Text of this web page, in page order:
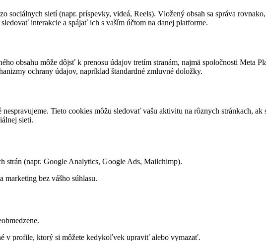
sociálnych sietí (napr. príspevky, videá, Reels). Vložený obsah sa správa
interakcie a spájať ich s vaším účtom na danej platforme.
obsahu môže dôjsť k prenosu údajov tretím stranám, najmä spoločnosti Meta
ochrany údajov, napríklad štandardné zmluvné doložky.
Tieto cookies môžu sledovať vašu aktivitu na rôznych stránkach,
sieti.
strán (napr. Google Analytics, Google Ads, Mailchimp).
marketing bez vášho súhlasu.
v profile, ktorý si môžete kedykoľvek upraviť alebo vymazať.